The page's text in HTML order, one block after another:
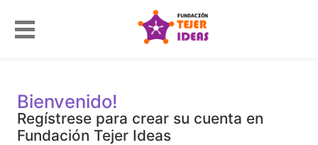
Bienvenido!
Regístrese para crear su cuenta en
Fundación Tejer Ideas